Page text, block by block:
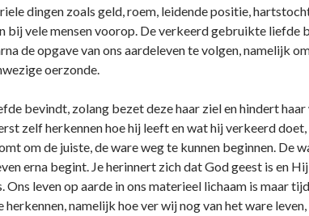
dingen zoals geld, roem, leidende positie,
vele mensen voorop. De verkeerd gebruikte liefde
de opgave van ons aardeleven te volgen, namelijk
oerzonde.
bevindt, zolang bezet deze haar ziel en hindert
zelf herkennen hoe hij leeft en wat hij verkeerd
om de juiste, de ware weg te kunnen beginnen. De
erna begint. Je herinnert zich dat God geest is en
leven op aarde in ons materieel lichaam is maar
namelijk hoe ver wij nog van het ware